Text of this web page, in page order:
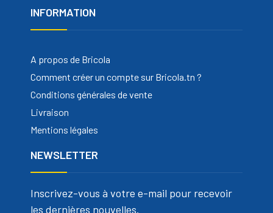
INFORMATION
A propos de Bricola
Comment créer un compte sur Bricola.tn ?
Conditions générales de vente
Livraison
Mentions légales
NEWSLETTER
Inscrivez-vous à votre e-mail pour recevoir
les dernières nouvelles.